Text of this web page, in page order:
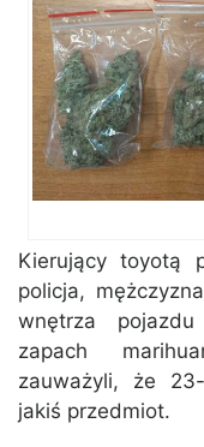
Kierujący toyotą
policja,
wnętrza
zapach
zauważyli, że
jakiś przedmiot.